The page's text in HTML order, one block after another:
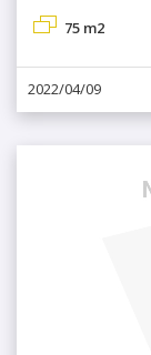
75 m2
2022/04/09